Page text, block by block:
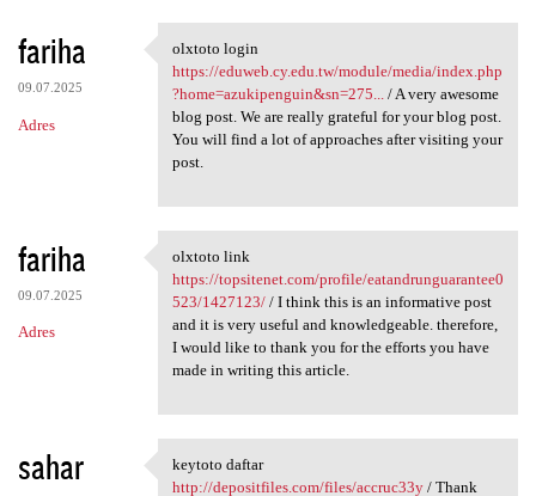
fariha
09.07.2025
Adres
olxtoto login https://eduweb
olxtoto login
https://eduweb.cy.edu.tw/module/media/index.php
?home=azukipenguin&sn=275.../ A very awesome
blog post. We are really grateful for your blog post.
You will find a lot of approaches after visiting your
post.
fariha
09.07.2025
Adres
olxtoto link https:/
olxtoto link
https://topsitenet.com/profile/eatandrunguarantee0
523/1427123// I think this is an informative post
and it is very useful and knowledgeable. therefore,
I would like to thank you for the efforts you have
made in writing this article.
sahar keytoto daftar http:/
keytoto daftar
http://depositfiles.com/files/accruc33y/ Thank